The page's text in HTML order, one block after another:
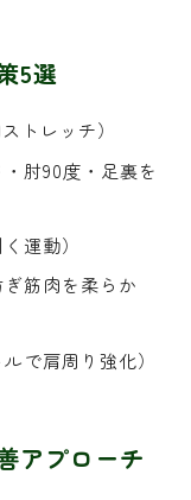
5選
トレッチ）
肘90度・足裏を
運動）
筋肉を柔らか
で肩周り強化）
アプローチ